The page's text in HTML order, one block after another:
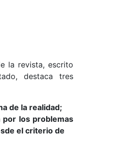
la revista, escrito
destaca tres
de la realidad;
por los problemas
el criterio de